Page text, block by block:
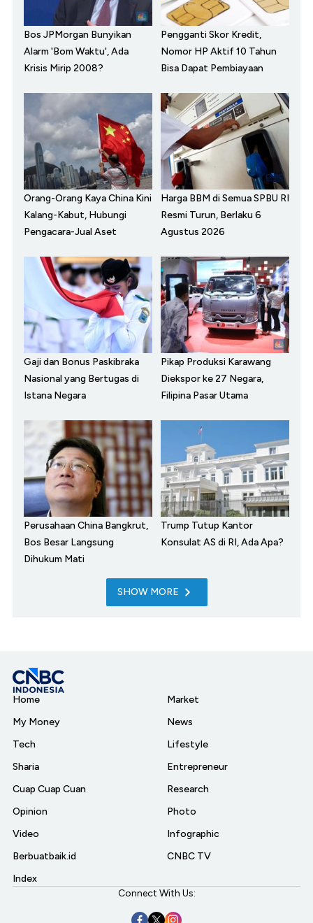
Bos JPMorgan Bunyikan
Alarm 'Bom Waktu', Ada
Krisis Mirip 2008?
Pengganti Skor Kredit,
Nomor HP Aktif 10 Tahun
Bisa Dapat Pembiayaan
Orang-Orang Kaya China Kini
Kalang-Kabut, Hubungi
Pengacara-Jual Aset
Harga BBM di Semua SPBU RI
Resmi Turun, Berlaku 6
Agustus 2026
Gaji dan Bonus Paskibraka
Nasional yang Bertugas di
Istana Negara
Pikap Produksi Karawang
Diekspor ke 27 Negara,
Filipina Pasar Utama
Perusahaan China Bangkrut,
Bos Besar Langsung
Dihukum Mati
Trump Tutup Kantor
Konsulat AS di RI, Ada Apa?
SHOW MORE
Home
My Money
Tech
Sharia
Cuap Cuap Cuan
Opinion
Video
Berbuatbaik.id
Index
Market
News
Lifestyle
Entrepreneur
Research
Photo
Infographic
CNBC TV
Connect With Us: